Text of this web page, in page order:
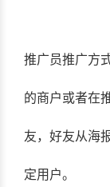
推广员推广方
的商户或者在
友，好友从海
定用户。